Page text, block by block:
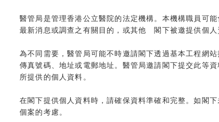
醫管局是管理香港公立醫院的法定機構。本機構職員可
最新消息或調查之有關目的，或其他 閣下被邀提供個人
為不同需要，醫管局可能不時邀請閣下透過基本工程網
傳真號碼、地址或電郵地址。醫管局邀請閣下提交此等
所提供的個人資料。
在閣下提供個人資料時，請確保資料準確和完整。如閣
個案的考慮。